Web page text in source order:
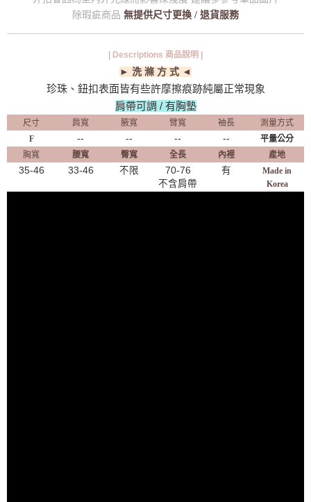
除瑕疵商品 無提供尺寸更換 / 退貨服務
| Descriptions 商品說明 |
► 洗 滌 方 式 ◄
珍珠、鈕扣表面皆有些許摩擦痕跡純屬正常現象
肩帶可調 / 有胸墊
尺寸 肩寬 腋寬 臂寬 袖長
測量方式
F
-- -- -- --
平量公分
胸寬
腰寬 臀寬 全長 內裡 產地
35-46 33-46 不限
70-76
不含肩帶
有
Made in
Korea